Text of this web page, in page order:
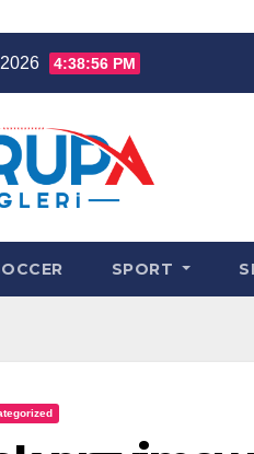
4:38:57 PM
SPORT